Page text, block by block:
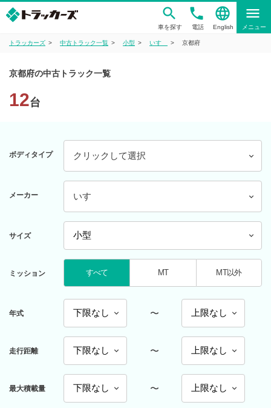
車を探す
phone
電話
language
English
menu
メニュー
トラッカーズ 中古トラック一覧 小型 いすゞ 京都府
京都府の中古トラック一覧
12台
ボディタイプ クリックして選択
メーカー いすゞ
サイズ
ミッション すべて MT MT以外
年式 〜
走行距離 〜
最大積載量 〜